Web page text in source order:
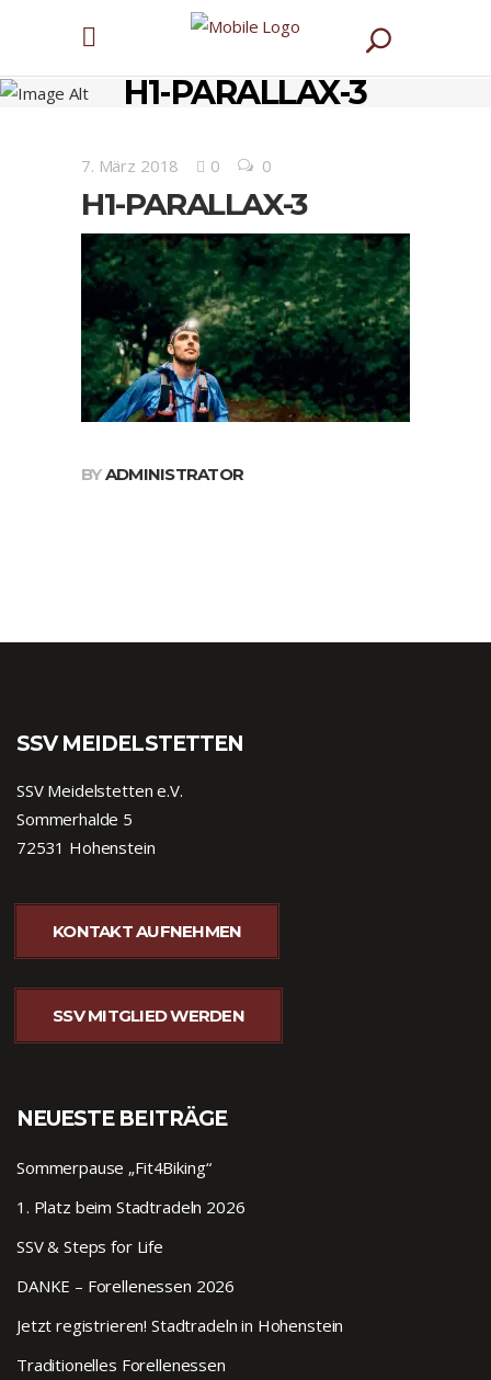
H1-PARALLAX-3
7. März 2018 0 0
H1-PARALLAX-3
BYADMINISTRATOR
SSV MEIDELSTETTEN
SSV Meidelstetten e.V.
Sommerhalde 5
72531 Hohenstein
KONTAKT AUFNEHMEN
SSV MITGLIED WERDEN
NEUESTE BEITRÄGE
Sommerpause „Fit4Biking“
1. Platz beim Stadtradeln 2026
SSV & Steps for Life
DANKE – Forellenessen 2026
Jetzt registrieren! Stadtradeln in Hohenstein
Traditionelles Forellenessen